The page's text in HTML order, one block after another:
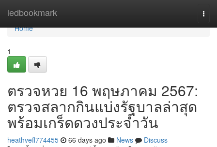
ledbookmark
Home
Home
1
ตรวจหวย 16 พฤษภาคม 2567:
ตรวจสลากกินแบ่งรัฐบาลล่าสุด
พร้อมเกร็ดดวงประจำวัน
heathvefl774455 66 days ago News
Discuss